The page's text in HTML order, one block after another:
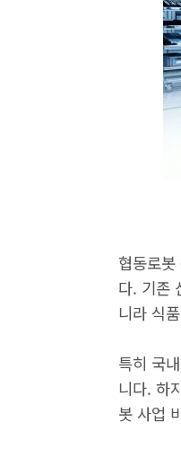
협동로
다. 기존
니라 식
특히 국
니다. 하
봇 사업